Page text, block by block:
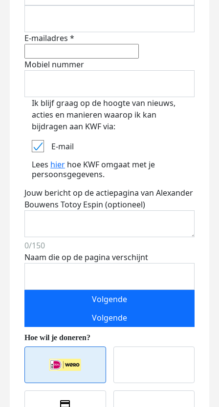
E-mailadres *
Mobiel nummer
Ik blijf graag op de hoogte van nieuws,
acties en manieren waarop ik kan
bijdragen aan KWF via:
E-mail
Lees hier hoe KWF omgaat met je
persoonsgegevens.
Jouw bericht op de actiepagina van Alexander
Bouwens Totoy Espin (optioneel)
0/150
Naam die op de pagina verschijnt
Volgende
Volgende